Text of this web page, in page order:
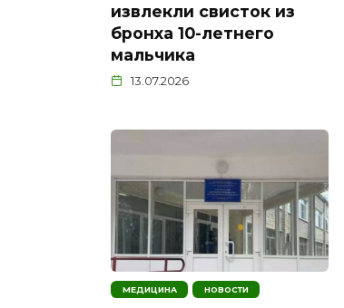
извлекли свисток из
бронха 10-летнего
мальчика
13.07.2026
МЕДИЦИНА НОВОСТИ